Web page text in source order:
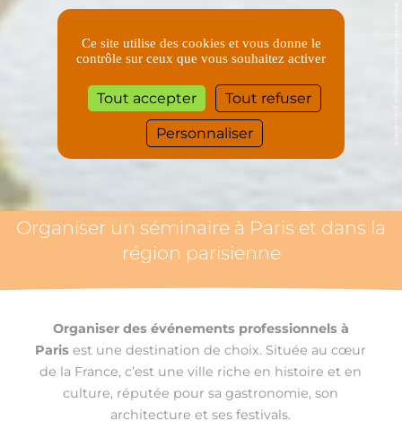
Ce site utilise des cookies et vous donne le
contrôle sur ceux que vous souhaitez activer
Tout accepter Tout refuser
Personnaliser evenement-entreprise-region-parisienne
Organiser un séminaire à Paris et dans la
région parisienne
Organiser des événements professionnels à
Paris est une destination de choix. Située au cœur
de la France, c’est une ville riche en histoire et en
culture, réputée pour sa gastronomie, son
architecture et ses festivals.